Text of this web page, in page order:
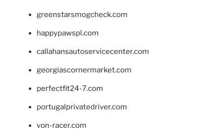
greenstarsmogcheck.com
happypawspl.com
callahansautoservicecenter.com
georgiascornermarket.com
perfectfit24-7.com
portugalprivatedriver.com
von-racer.com